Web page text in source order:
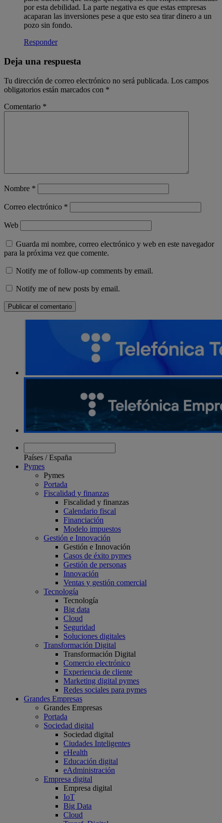
por esta debilidad. La parte negativa es que estas empresas
acaparan las inversiones pese a que esto sea tirar dinero a un
pozo sin fondo.
Responder
Deja una respuesta
Tu dirección de correo electrónico no será publicada. Los campos
obligatorios están marcados con *
Comentario *
Nombre *
Correo electrónico *
Web
Guarda mi nombre, correo electrónico y web en este navegador
para la próxima vez que comente.
Notify me of follow-up comments by email.
Notify me of new posts by email.
Países /España
Pymes
Pymes
Portada
Fiscalidad y finanzas
Fiscalidad y finanzas
Calendario fiscal
Financiación
Modelo impuestos
Gestión e Innovación
Gestión e Innovación
Casos de éxito pymes
Gestión de personas
Innovación
Ventas y gestión comercial
Tecnología
Tecnología
Big data
Cloud
Seguridad
Soluciones digitales
Transformación Digital
Transformación Digital
Comercio electrónico
Experiencia de cliente
Marketing digital pymes
Redes sociales para pymes
Grandes Empresas
Grandes Empresas
Portada
Sociedad digital
Sociedad digital
Ciudades Inteligentes
eHealth
Educación digital
eAdministración
Empresa digital
Empresa digital
IoT
Big Data
Cloud